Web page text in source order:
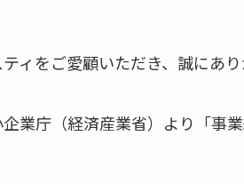
ィをご愛顧いただき、誠にあり
業庁（経済産業省）より「事